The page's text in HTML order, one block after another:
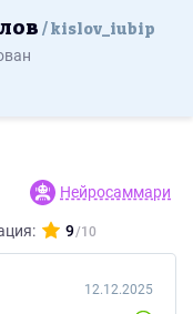
kislov_iubip
Нейросаммари
9
12.12.2025